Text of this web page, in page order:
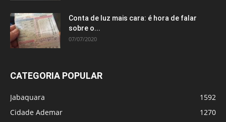
Conta de luz mais cara: é hora de falar
sobre o...
07/07/2020
CATEGORIA POPULAR
Jabaquara
1592
Cidade Ademar
1270